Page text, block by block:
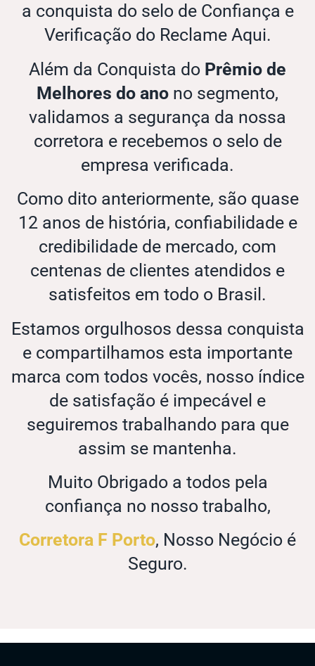
a conquista do selo de Confiança e
Verificação do Reclame Aqui.
Além da Conquista do Prêmio de
Melhores do ano no segmento,
validamos a segurança da nossa
corretora e recebemos o selo de
empresa verificada.
Como dito anteriormente, são quase
12 anos de história, confiabilidade e
credibilidade de mercado, com
centenas de clientes atendidos e
satisfeitos em todo o Brasil.
Estamos orgulhosos dessa conquista
e compartilhamos esta importante
marca com todos vocês, nosso índice
de satisfação é impecável e
seguiremos trabalhando para que
assim se mantenha.
Muito Obrigado a todos pela
confiança no nosso trabalho,
Corretora F Porto, Nosso Negócio é
Seguro.